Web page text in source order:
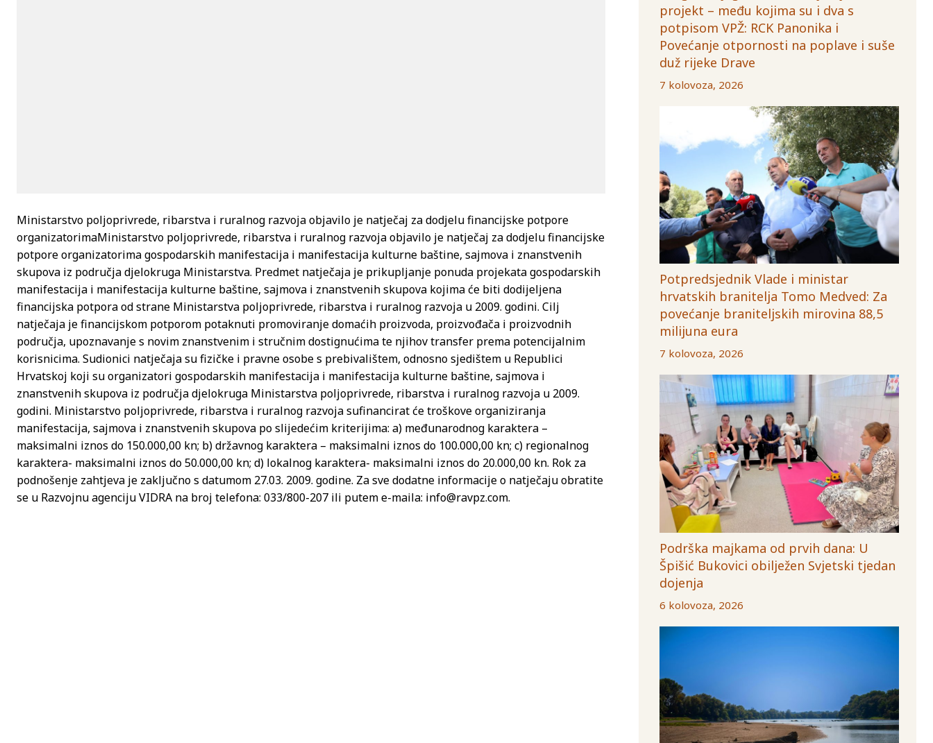
Ministarstvo poljoprivrede, ribarstva i ruralnog razvoja objavilo je natječaj za dodjelu financijske potpore
organizatorimaMinistarstvo poljoprivrede, ribarstva i ruralnog razvoja objavilo je natječaj za dodjelu financijske
potpore organizatorima gospodarskih manifestacija i manifestacija kulturne baštine, sajmova i znanstvenih
skupova iz područja djelokruga Ministarstva. Predmet natječaja je prikupljanje ponuda projekata gospodarskih
manifestacija i manifestacija kulturne baštine, sajmova i znanstvenih skupova kojima će biti dodijeljena
financijska potpora od strane Ministarstva poljoprivrede, ribarstva i ruralnog razvoja u 2009. godini. Cilj
natječaja je financijskom potporom potaknuti promoviranje domaćih proizvoda, proizvođača i proizvodnih
područja, upoznavanje s novim znanstvenim i stručnim dostignućima te njihov transfer prema potencijalnim
korisnicima. Sudionici natječaja su fizičke i pravne osobe s prebivalištem, odnosno sjedištem u Republici
Hrvatskoj koji su organizatori gospodarskih manifestacija i manifestacija kulturne baštine, sajmova i
znanstvenih skupova iz područja djelokruga Ministarstva poljoprivrede, ribarstva i ruralnog razvoja u 2009.
godini. Ministarstvo poljoprivrede, ribarstva i ruralnog razvoja sufinancirat će troškove organiziranja
manifestacija, sajmova i znanstvenih skupova po slijedećim kriterijima: a) međunarodnog karaktera –
maksimalni iznos do 150.000,00 kn; b) državnog karaktera – maksimalni iznos do 100.000,00 kn; c) regionalnog
karaktera- maksimalni iznos do 50.000,00 kn; d) lokalnog karaktera- maksimalni iznos do 20.000,00 kn. Rok za
podnošenje zahtjeva je zaključno s datumom 27.03. 2009. godine. Za sve dodatne informacije o natječaju obratite
se u Razvojnu agenciju VIDRA na broj telefona: 033/800-207 ili putem e-maila: info@ravpz.com.
projekt – među kojima su i dva s
potpisom VPŽ: RCK Panonika i
Povećanje otpornosti na poplave i suše
duž rijeke Drave
7 kolovoza, 2026
Potpredsjednik Vlade i ministar
hrvatskih branitelja Tomo Medved: Za
povećanje braniteljskih mirovina 88,5
milijuna eura
7 kolovoza, 2026
Podrška majkama od prvih dana: U
Špišić Bukovici obilježen Svjetski tjedan
dojenja
6 kolovoza, 2026